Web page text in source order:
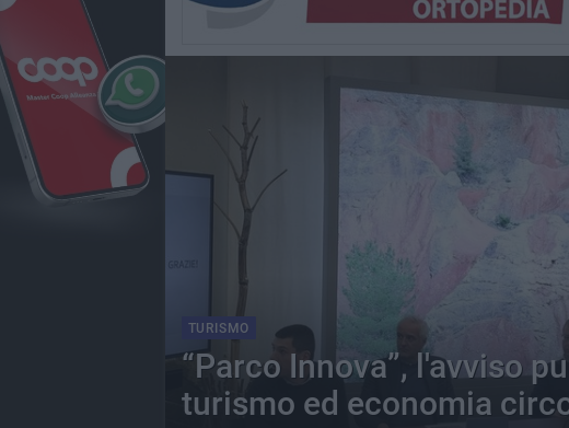
TURISMO
“Parco Innova”, l'avviso
turismo ed economia